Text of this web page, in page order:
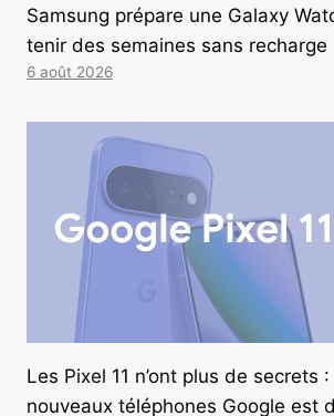
Samsung prépare une Galaxy
tenir des semaines sans recharge
6 août 2026
Les Pixel 11 n’ont plus de secrets
nouveaux téléphones Google est